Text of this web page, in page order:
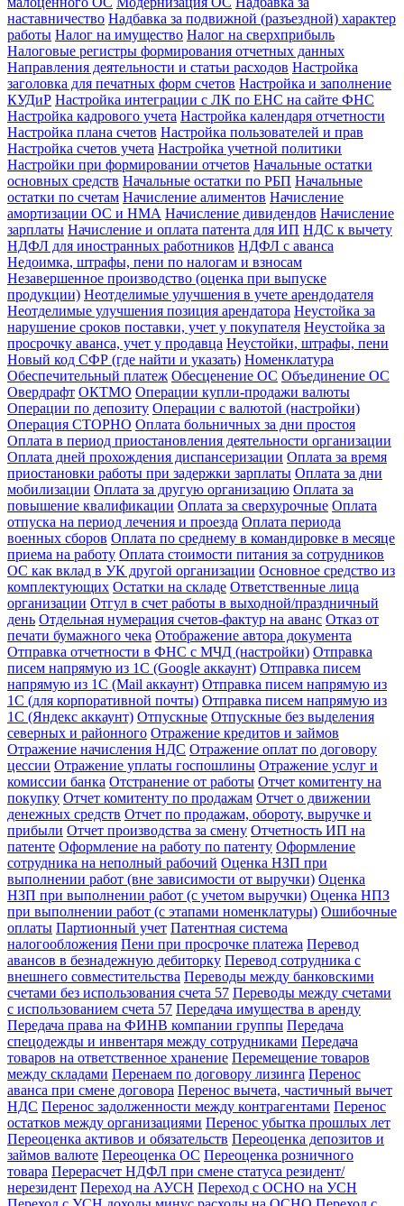
наставничество Надбавка за подвижной (разъездной) характер
работы Налог на имущество Налог на сверхприбыль
Налоговые регистры формирования отчетных данных
Направления деятельности и статьи расходов Настройка
заголовка для печатных форм счетов Настройка и заполнение
КУДиР Настройка интеграции с ЛК по ЕНС на сайте ФНС
Настройка кадрового учета Настройка календаря отчетности
Настройка плана счетов Настройка пользователей и прав
Настройка счетов учета Настройка учетной политики
Настройки при формировании отчетов Начальные остатки
основных средств Начальные остатки по РБП Начальные
остатки по счетам Начисление алиментов Начисление
амортизации ОС и НМА Начисление дивидендов Начисление
зарплаты Начисление и оплата патента для ИП НДС к вычету
НДФЛ для иностранных работников НДФЛ с аванса
Недоимка, штрафы, пени по налогам и взносам
Незавершенное производство (оценка при выпуске
продукции) Неотделимые улучшения в учете арендодателя
Неотделимые улучшения позиция арендатора Неустойка за
нарушение сроков поставки, учет у покупателя Неустойка за
просрочку аванса, учет у продавца Неустойки, штрафы, пени
Новый код СФР (где найти и указать) Номенклатура
Обеспечительный платеж Обесценение ОС Объединение ОС
Овердрафт ОКТМО Операции купли-продажи валюты
Операции по депозиту Операции с валютой (настройки)
Операция СТОРНО Оплата больничных за дни простоя
Оплата в период приостановления деятельности организации
Оплата дней прохождения диспансеризации Оплата за время
приостановки работы при задержки зарплаты Оплата за дни
мобилизации Оплата за другую организацию Оплата за
повышение квалификации Оплата за сверхурочные Оплата
отпуска на период лечения и проезда Оплата периода
военных сборов Оплата по среднему в командировке в месяце
приема на работу Оплата стоимости питания за сотрудников
ОС как вклад в УК другой организации Основное средство из
комплектующих Остатки на складе Ответственные лица
организации Отгул в счет работы в выходной/праздничный
день Отдельная нумерация счетов-фактур на аванс Отказ от
печати бумажного чека Отображение автора документа
Отправка отчетности в ФНС с МЧД (настройки) Отправка
писем напрямую из 1С (Google аккаунт) Отправка писем
напрямую из 1С (Mail аккаунт) Отправка писем напрямую из
1С (для корпоративной почты) Отправка писем напрямую из
1С (Яндекс аккаунт) Отпускные Отпускные без выделения
северных и районного Отражение кредитов и займов
Отражение начисления НДС Отражение оплат по договору
цессии Отражение уплаты госпошлины Отражение услуг и
комиссии банка Отстранение от работы Отчет комитенту на
покупку Отчет комитенту по продажам Отчет о движении
денежных средств Отчет по продажам, обороту, выручке и
прибыли Отчет производства за смену Отчетность ИП на
патенте Оформление на работу по патенту Оформление
сотрудника на неполный рабочий Оценка НЗП при
выполнении работ (вне зависимости от выручки) Оценка
НЗП при выполнении работ (с учетом выручки) Оценка НПЗ
при выполнении работ (с этапами номенклатуры) Ошибочные
оплаты Партионный учет Патентная система
налогообложения Пени при просрочке платежа Перевод
авансов в безнадежную дебиторку Перевод сотрудника с
внешнего совместительства Переводы между банковскими
счетами без использования счета 57 Переводы между счетами
с использованием счета 57 Передача имущества в аренду
Передача права на ФИНВ компании группы Передача
спецодежды и инвентаря между сотрудниками Передача
товаров на ответственное хранение Перемещение товаров
между складами Перенаем по договору лизинга Перенос
аванса при смене договора Перенос вычета, частичный вычет
НДС Перенос задолженности между контрагентами Перенос
остатков между организациями Перенос убытка прошлых лет
Переоценка активов и обязательств Переоценка депозитов и
займов валюте Переоценка ОС Переоценка розничного
товара Перерасчет НДФЛ при смене статуса резидент/
нерезидент Переход на АУСН Переход с ОСНО на УСН